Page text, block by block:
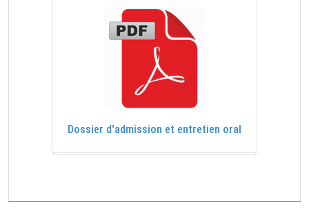
Dossier d'admission et entretien oral